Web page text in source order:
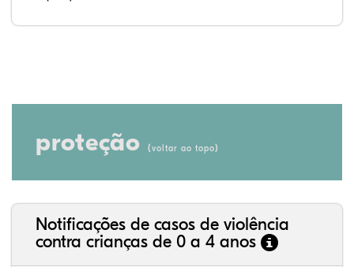
proteção (voltar ao topo)
Notificações de casos de violência
contra crianças de 0 a 4 anos